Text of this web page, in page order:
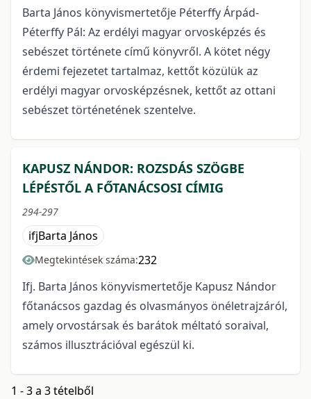
Barta János könyvismertetője Péterffy Árpád-
Péterffy Pál: Az erdélyi magyar orvosképzés és
sebészet története című könyvről. A kötet négy
érdemi fejezetet tartalmaz, kettőt közülük az
erdélyi magyar orvosképzésnek, kettőt az ottani
sebészet történetének szentelve.
KAPUSZ NÁNDOR: ROZSDÁS SZÖGBE
LÉPÉSTŐL A FŐTANÁCSOSI CÍMIG
294-297
ifjBarta János
Megtekintések száma:232
Ifj. Barta János könyvismertetője Kapusz Nándor
főtanácsos gazdag és olvasmányos önéletrajzáról,
amely orvostársak és barátok méltató soraival,
számos illusztrációval egészül ki.
1 - 3 a 3 tételből